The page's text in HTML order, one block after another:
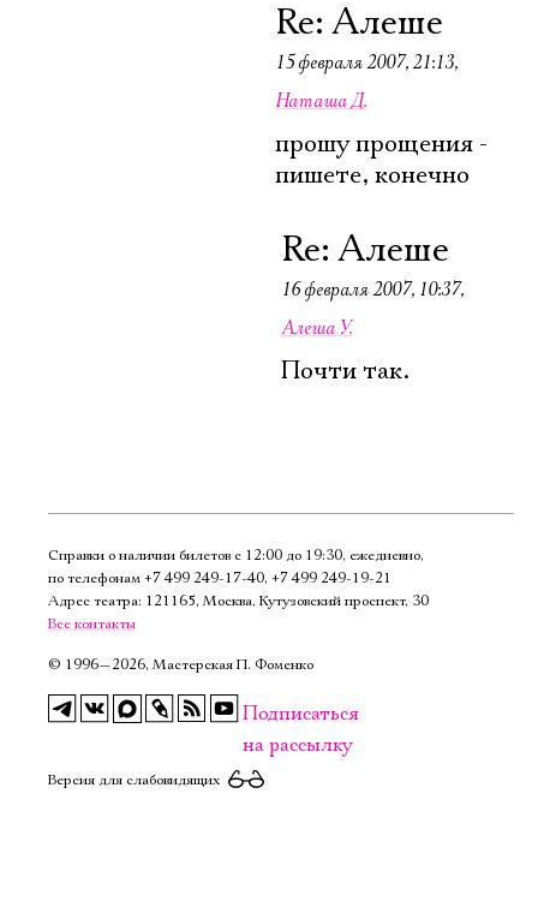
Re: Алеше
15 февраля 2007, 21:13,
Наташа Д.
прошу прощения -
пишете, конечно
Re: Алеше
16 февраля 2007, 10:37,
Алеша У.
Почти так.
Справки о наличии билетов с 12:00 до 19:30, ежедневно,
по телефонам +7 499 249‑17‑40, +7 499 249‑19‑21
Адрес театра: 121165, Москва, Кутузовский проспект, 30
Все контакты
© 1996—2026, Мастерская П. Фоменко
Подписаться
на рассылку
Версия для слабовидящих